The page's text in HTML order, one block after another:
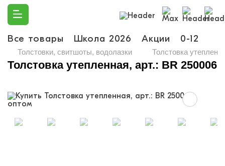
Все товары Школа 2026 Акции 0-12
Толстовки, свитшоты, водолазки Толстовка
Толстовка утепленная, арт.: BR 250006